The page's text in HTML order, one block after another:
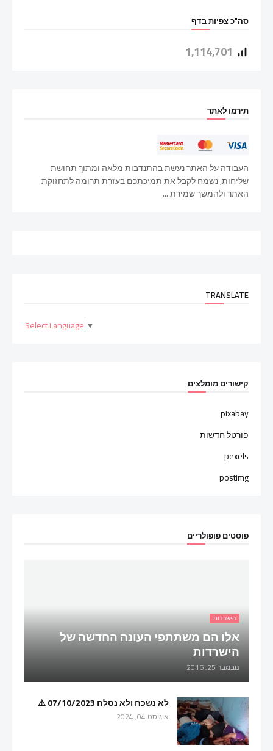
סה"כ צפיות בדף
1,114,701
תירמו לאתר
העבודה על האתר נעשת בהתנדבות מלאה ומתוך תחושת
שליחות, נשמח לקבל את תמיכתכם בעזרת תרומה לתחזוקת
האתר ולהמשך שמירת ...
TRANSLATE
Select Language ▼
קישורים מומלצים
pixabay
פורטל חדשות
pexels
postimg
פוסטים פופולריים
הישרדות
אלו הם משתתפי העונה החדשה של
הישרדות
נובמבר 25, 2016
לא נשכח ולא נסלח 07/10/2023 ⚠️
אוגוסט 04, 2024